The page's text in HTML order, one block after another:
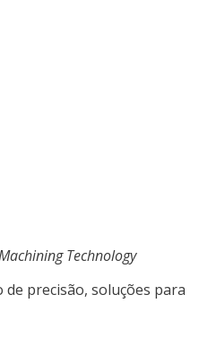
Technology
de precisão, soluções para